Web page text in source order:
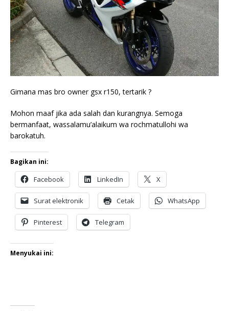
Gimana mas bro owner gsx r150, tertarik ?
Mohon maaf jika ada salah dan kurangnya. Semoga
bermanfaat, wassalamu’alaikum wa rochmatullohi wa
barokatuh.
Bagikan ini:
Facebook LinkedIn X
Surat elektronik Cetak WhatsApp
Pinterest Telegram
Menyukai ini: